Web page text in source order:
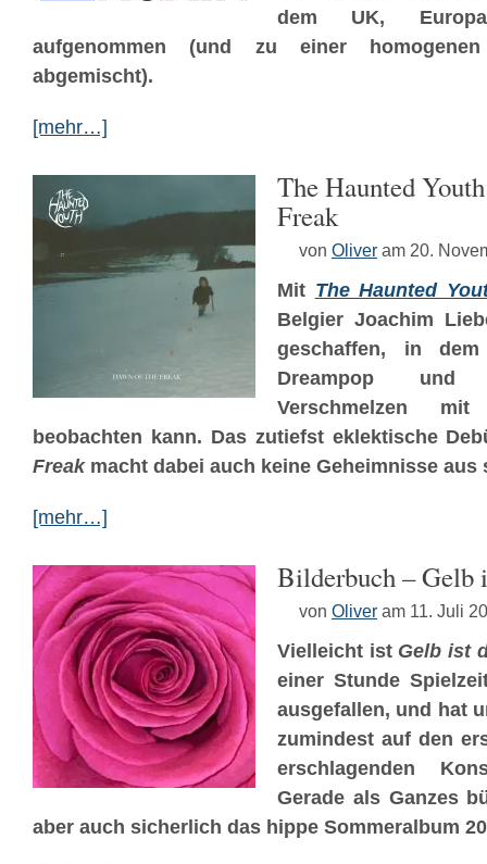
dem UK,
aufgenommen (und zu einer
abgemischt).
[mehr…]
The Haunted
Freak
von Oliver am 20.
Mit The Haunted
Belgier Joachim
geschaffen, in
Dreampop und
Verschmelzen
beobachten kann. Das zutiefst eklektische
Freakmacht dabei auch keine Geheimnisse aus
[mehr…]
Bilderbuch – Gelb
von Oliver am 11. Juli
Vielleicht ist Gelb ist
einer Stunde
ausgefallen, und hat
zumindest auf den
erschlagenden
Gerade als Ganzes
aber auch sicherlich das hippe Sommeralbum